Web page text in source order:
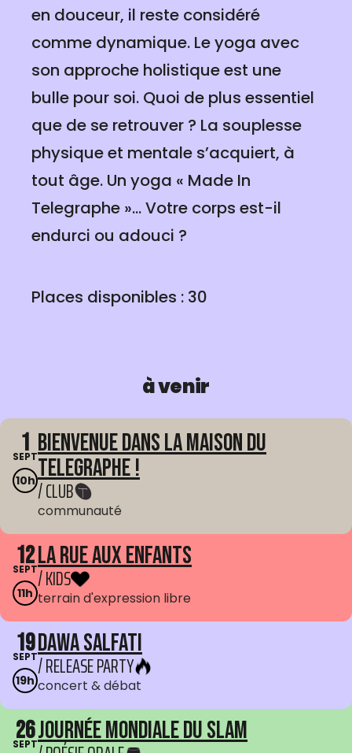
en douceur, il reste considéré
comme dynamique. Le yoga avec
son approche holistique est une
bulle pour soi. Quoi de plus essentiel
que de se retrouver ? La souplesse
physique et mentale s’acquiert, à
tout âge. Un yoga « Made In
Telegraphe »... Votre corps est-il
endurci ou adouci ?
Places disponibles : 30
à venir
1
SEPT
10h
Bienvenue dans La Maison du
Telegraphe !
/ CLUB
communauté
12
SEPT
11h
La Rue aux enfants
/ KIDS
terrain d'expression libre
19
SEPT
19h
Dawa Salfati
/ RELEASE PARTY
concert & débat
26
SEPTJournée mondiale du Slam